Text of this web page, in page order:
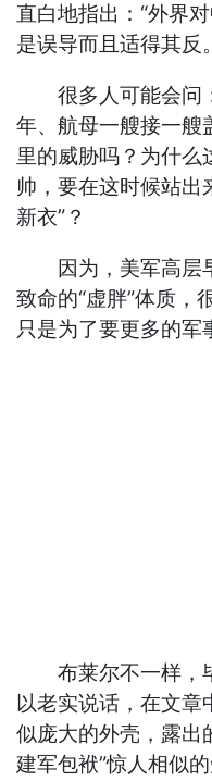
直白地指出：“外界
是误导而且适得其反
很多人可能会问
年、航母一艘接一艘
里的威胁吗？为什么
帅，要在这时候站出
新衣”？
因为，美军高层
致命的“虚胖”体质，
只是为了要更多的军
布莱尔不一样，
以老实说话，在文章
似庞大的外壳，露出
建军包袱”惊人相似的